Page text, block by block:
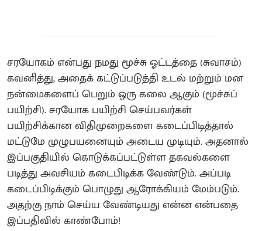
சரயோகம் என்பது நமது மூச்சு ஓட்டத்தை (சுவாசம்)
கவனித்து, அதைக் கட்டுப்படுத்தி உடல் மற்றும் மன
நன்மைகளைப் பெறும் ஒரு கலை ஆகும் (மூச்சுப்
பயிற்சி). சரயோக பயிற்சி செய்பவர்கள்
பயிற்சிக்கான விதிமுறைகளை கடைப்பிடித்தால்
மட்டுமே முழுபயனையும் அடைய முடியும். அதனால்
இப்பகுதியில் கொடுக்கப்பட்டுள்ள தகவல்களை
படித்து அவசியம் கடைபிடிக்க வேண்டும். அப்படி
கடைப்பிடிக்கும் பொழுது ஆரோக்கியம் மேம்படும்.
அதற்கு நாம் செய்ய வேண்டியது என்ன என்பதை
இப்பதிவில் காண்போம்!